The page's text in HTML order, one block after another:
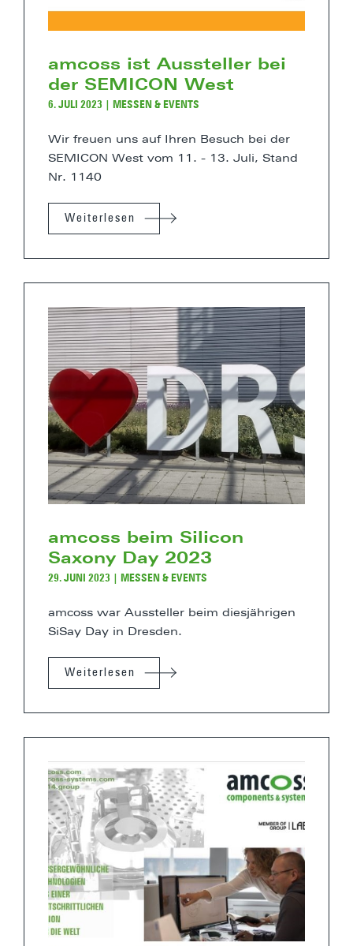
amcoss ist Aussteller bei
der SEMICON West
6. JULI 2023 MESSEN & EVENTS
Wir freuen uns auf Ihren Besuch bei der
SEMICON West vom 11. - 13. Juli, Stand
Nr. 1140
Weiterlesen
amcoss beim Silicon
Saxony Day 2023
29. JUNI 2023 MESSEN & EVENTS
amcoss war Aussteller beim diesjährigen
SiSay Day in Dresden.
Weiterlesen